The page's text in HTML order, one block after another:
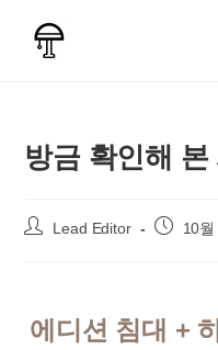
방금 확인해
Post Lead Editor
Post 10
에디션 침대 +